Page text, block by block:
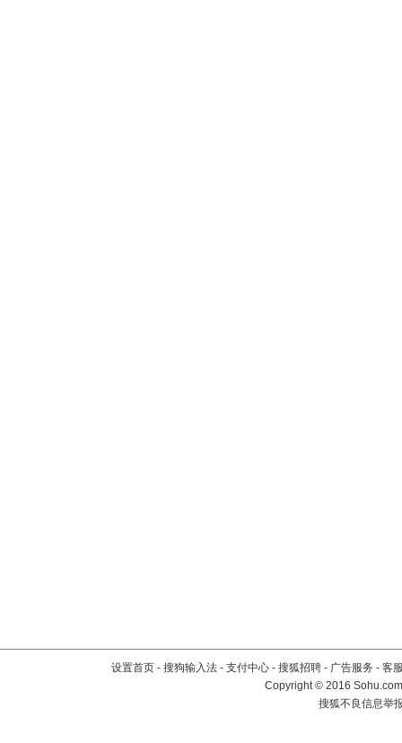
设置首页 - 搜狗输入法 - 支付中心 - 搜狐招聘 - 广告服务 - 客
Copyright©2016
搜狐不良信息举